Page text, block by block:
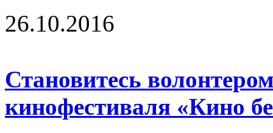
26.10.2016
Становитесь
кинофестиваля «Кино